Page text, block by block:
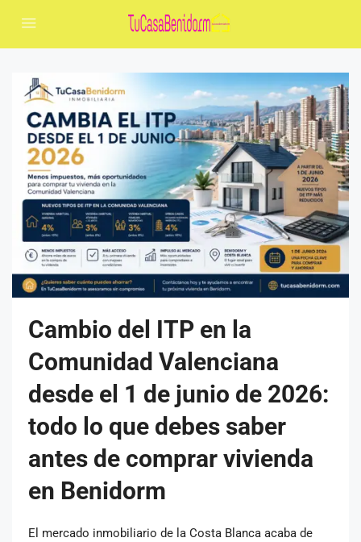
Cambio del ITP en la
Comunidad Valenciana
desde el 1 de junio de 2026:
todo lo que debes saber
antes de comprar vivienda
en Benidorm
El mercado inmobiliario de la Costa Blanca acaba de